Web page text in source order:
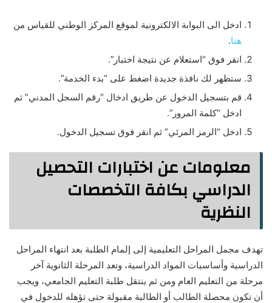
ادخل الى البوابة الالكترونية لموقع المركز الوطني للقياس من
هنا.
انقر فوق “استعلام عن نتيجة اختبار”.
ستظهر لك نافذة جديدة اضغط على “بدء الخدمة”.
قم بتسجيل الدخول عن طريق ادخال “رقم السجل المدني” ثم
ادخل “كلمة المرور”.
ادخل “الرمز المرئي” ثم انقر فوق تسجيل الدخول.
معلومات عن اختبارات التحصيل
الدراسي بكافة التخصصات
النظرية
تهدف مجمل المراحل التعليمية إلى إلمام الطلبة بعد انتهاء المراحل
الدراسية وأساسيات المواد الدراسية، وتعد المرحلة الثانوية آخر
مرحلة من التعليم العام ومن ثم ينتقل طلبة التعليم الجامعي، ويجب
أن تكون محصلة الطالب أو الطالبة مقبولة حتى تؤهله للدخول في